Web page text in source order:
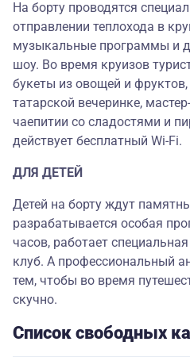
На борту проводятся
отправлении теплохода в
музыкальные программы и
шоу. Во время круизов
букеты из овощей и
татарской вечеринке,
чаепитии со сладостями и
действует бесплатный Wi-Fi.
ДЛЯ ДЕТЕЙ
Детей на борту ждут
разрабатывается особая
часов, работает
клуб. А профессиональный
тем, чтобы во время
скучно.
Список свободных